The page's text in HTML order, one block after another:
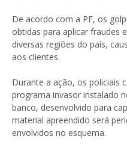
De acordo com a PF, os
obtidas para aplicar fraudes
diversas regiões do país,
aos clientes.
Durante a ação, os policiais
programa invasor instalado
banco, desenvolvido para
material apreendido será
envolvidos no esquema.